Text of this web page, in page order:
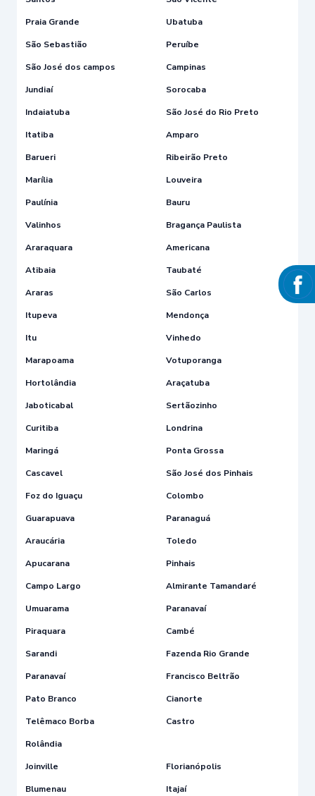
Praia Grande
Ubatuba
São Sebastião
Peruíbe
São José dos campos
Campinas
Jundiaí
Sorocaba
Indaiatuba
São José do Rio Preto
Itatiba
Amparo
Barueri
Ribeirão Preto
Marília
Louveira
Paulínia
Bauru
Valinhos
Bragança Paulista
Araraquara
Americana
Atibaia
Taubaté
Araras
São Carlos
Itupeva
Mendonça
Itu
Vinhedo
Marapoama
Votuporanga
Hortolândia
Araçatuba
Jaboticabal
Sertãozinho
Curitiba
Londrina
Maringá
Ponta Grossa
Cascavel
São José dos Pinhais
Foz do Iguaçu
Colombo
Guarapuava
Paranaguá
Araucária
Toledo
Apucarana
Pinhais
Campo Largo
Almirante Tamandaré
Umuarama
Paranavaí
Piraquara
Cambé
Sarandi
Fazenda Rio Grande
Paranavaí
Francisco Beltrão
Pato Branco
Cianorte
Telêmaco Borba
Castro
Rolândia
Joinville
Florianópolis
Blumenau
Itajaí